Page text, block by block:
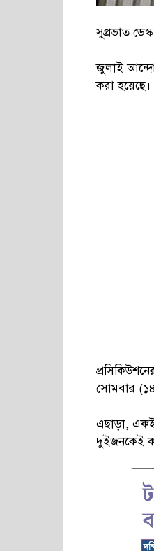
সুপ্রভাত
জুলাই
করা
সোমবার
এছাড়া, একই
দুইজনকেই